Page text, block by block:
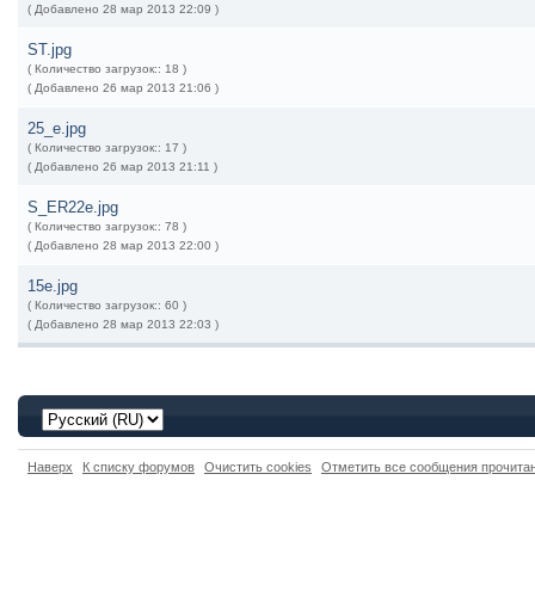
( Добавлено 28 мар 2013 22:09 )
ST.jpg
( Количество загрузок:: 18 )
( Добавлено 26 мар 2013 21:06 )
25_e.jpg
( Количество загрузок:: 17 )
( Добавлено 26 мар 2013 21:11 )
S_ER22e.jpg
( Количество загрузок:: 78 )
( Добавлено 28 мар 2013 22:00 )
15e.jpg
( Количество загрузок:: 60 )
( Добавлено 28 мар 2013 22:03 )
Наверх К списку форумов Очистить cookies Отметить все сообщения